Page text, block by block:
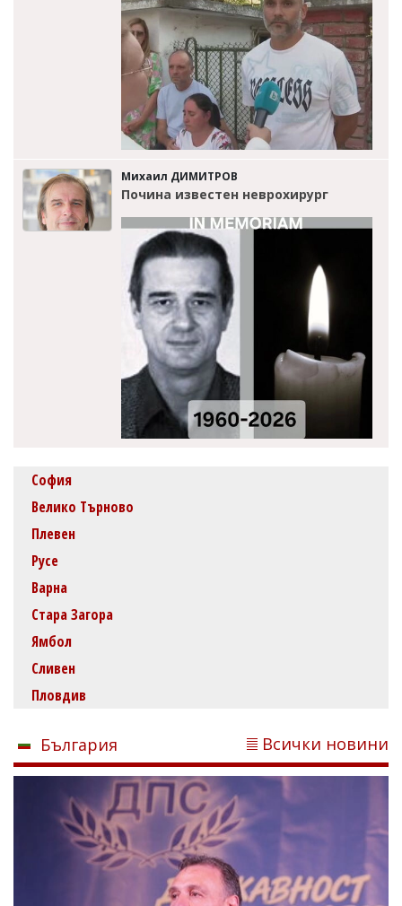
Михаил ДИМИТРОВ
Почина известен неврохирург
София
Велико Търново
Плевен
Русе
Варна
Стара Загора
Ямбол
Сливен
Пловдив
България Всички новини